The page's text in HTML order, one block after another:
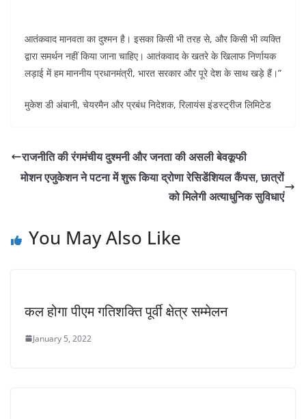
आतंकवाद मानवता का दुश्मन है। इसका किसी भी तरह से, और किसी भी व्यक्ति
द्वारा समर्थन नहीं किया जाना चाहिए। आतंकवाद के खतरे के खिलाफ निर्णायक
लड़ाई में हम माननीय प्रधानमंत्री, भारत सरकार और पूरे देश के साथ खड़े हैं।”
मुकेश डी अंबानी, चेयरमैन और प्रबंध निदेशक, रिलायंस इंडस्ट्रीज लिमिटेड
राजनीति की रंगमंचीय दुश्मनी और जनता की असली बेवकूफी
मोशन एजुकेशन ने पटना में शुरू किया द्रोणा रेसिडेंशियल कैंपस, छात्रों
को मिलेगी अत्याधुनिक सुविधाएं
You May Also Like
कल होगा पीएम गतिशक्ति पूर्वी क्षेत्र सम्मेलन
January 5, 2022